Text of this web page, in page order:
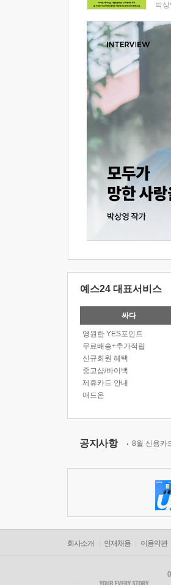
박상
예스24 대표서비스
싸다
영원한 YES포인트
무료배송+추가적립
신규회원 혜택
중고샵/바이백
제휴카드 안내
애드온
공지사항 8월 신용카
회사소개 인재채용 이용약관